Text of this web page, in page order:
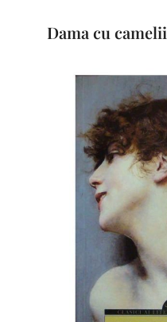
Dama cu camelii